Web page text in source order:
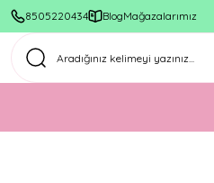
8505220434 BlogMağazalarımız